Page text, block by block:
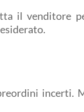
il venditore
incerti.